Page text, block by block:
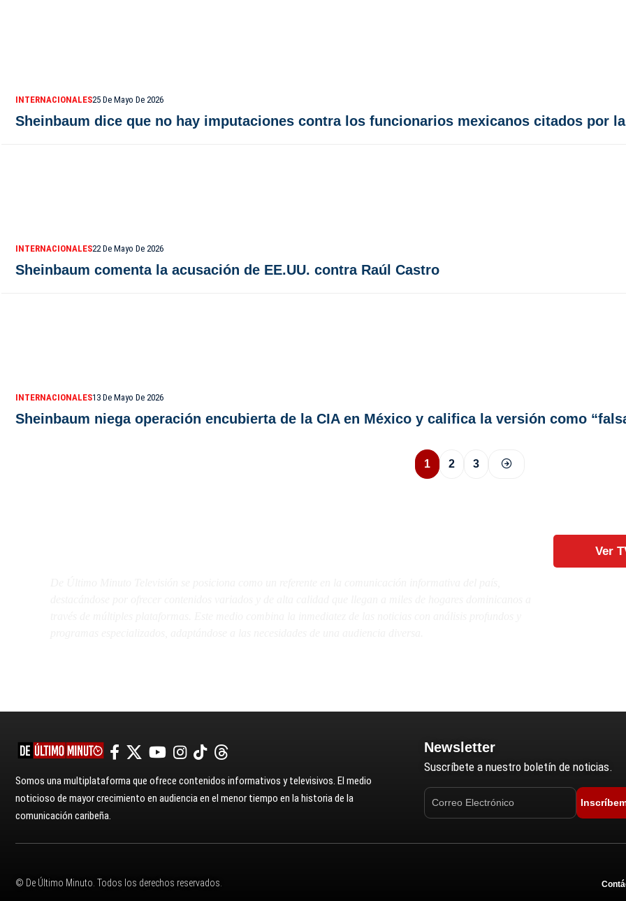
INTERNACIONALES25 De Mayo De 2026
Sheinbaum dice que no hay imputaciones contra los funcionarios mexicanos citados por
INTERNACIONALES22 De Mayo De 2026
Sheinbaum comenta la acusación de EE.UU. contra Raúl Castro
INTERNACIONALES13 De Mayo De 2026
Sheinbaum niega operación encubierta de la CIA en México y califica la versión como
1 2 3
Ver
Somos una multiplataforma que ofrece contenidos informativos y televisivos. El medio
noticioso de mayor crecimiento en audiencia en el menor tiempo en la historia de la
comunicación caribeña.
Newsletter
Suscríbete a nuestro boletín de noticias.
© De Último Minuto. Todos los derechos reservados.